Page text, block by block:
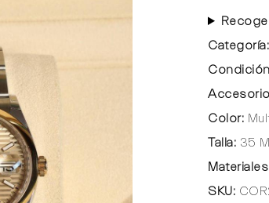
Categoría:
Color:
Talla: 35
SKU: